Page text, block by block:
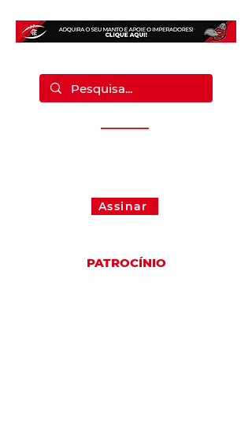
Assinar
PATROCÍNIO